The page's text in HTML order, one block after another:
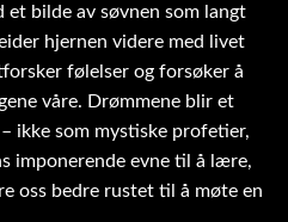
bilde av søvnen som langt
hjernen videre med livet
følelser og forsøker å
våre. Drømmene blir et
ikke som mystiske profetier,
imponerende evne til å lære,
oss bedre rustet til å møte en